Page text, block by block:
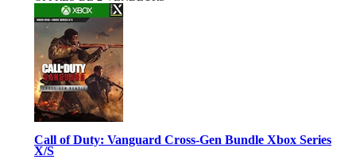
Call of Duty: Vanguard Cross-Gen Bundle Xbox Series
X/S